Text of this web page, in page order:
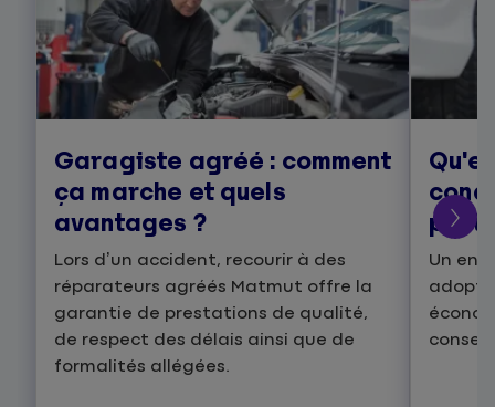
Garagiste agréé : comment
ça marche et quels
avantages ?
Lors d’un accident, recourir à des
réparateurs agréés Matmut offre la
garantie de prestations de qualité,
de respect des délais ainsi que de
formalités allégées.
Un